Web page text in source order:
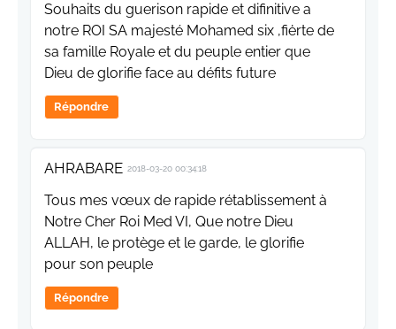
Souhaits du guerison rapide et difinitive a
notre ROI SA majesté Mohamed six ,fiėrte de
sa famille Royale et du peuple entier que
Dieu de glorifie face au défits future
Répondre
AHRABARE 2018-03-20 00:34:18
Tous mes vœux de rapide rétablissement à
Notre Cher Roi Med VI, Que notre Dieu
ALLAH, le protège et le garde, le glorifie
pour son peuple
Répondre